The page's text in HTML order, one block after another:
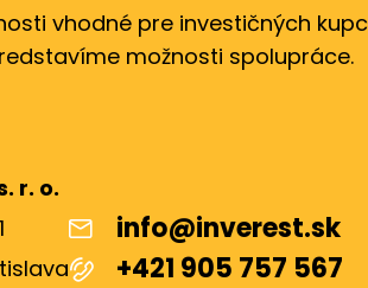
vhodné pre investičných
možnosti spolupráce.
r. o.
info@inverest.sk
+421 905 757 567